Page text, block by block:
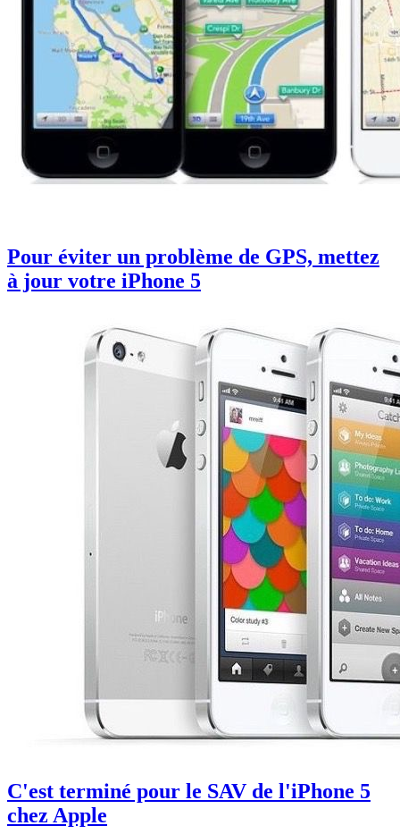
Pour éviter un problème de GPS, mettez
à jour votre iPhone 5
C'est terminé pour le SAV de l'iPhone 5
chez Apple